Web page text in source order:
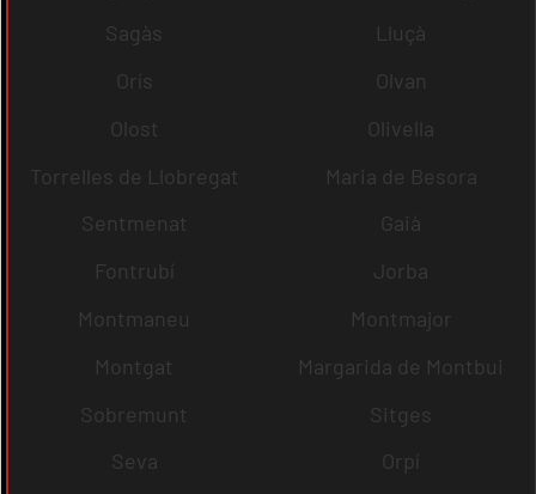
Sagàs
Lluçà
Orís
Olvan
Olost
Olivella
Torrelles de Llobregat
Maria de Besora
Sentmenat
Gaià
Fontrubí
Jorba
Montmaneu
Montmajor
Montgat
Margarida de Montbui
Sobremunt
Sitges
Seva
Orpí